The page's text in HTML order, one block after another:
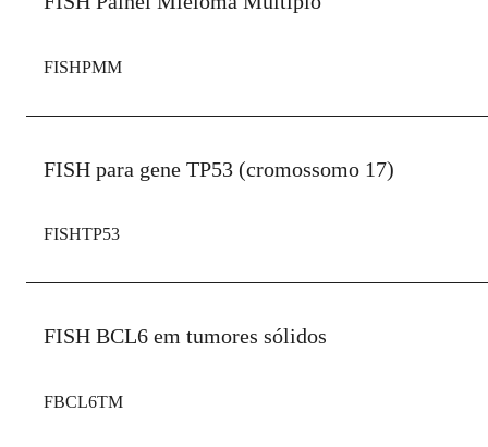
FISHPMM
FISH para gene TP53 (cromossomo 17)
FISHTP53
FISH BCL6 em tumores sólidos
FBCL6TM